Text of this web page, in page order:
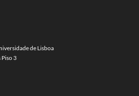
de Lisboa
3